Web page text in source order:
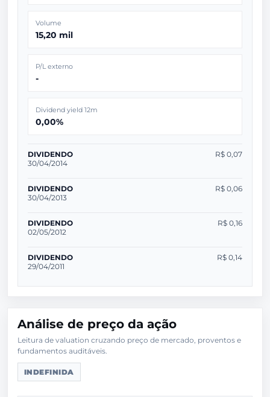
Volume
15,20 mil
P/L externo
-
Dividend yield 12m
0,00%
DIVIDENDO
30/04/2014
R$ 0,07
DIVIDENDO
30/04/2013
R$ 0,06
DIVIDENDO
02/05/2012
R$ 0,16
DIVIDENDO
29/04/2011
R$ 0,14
Análise de preço da ação
Leitura de valuation cruzando preço de mercado, proventos e
INDEFINIDA